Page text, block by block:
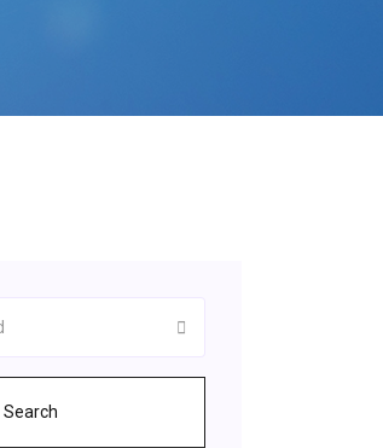
Search